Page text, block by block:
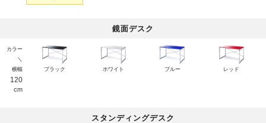
鏡面デスク
カラー
＼
横幅
ブラック ホワイト ブルー レッド
120
cm
スタンディングデスク